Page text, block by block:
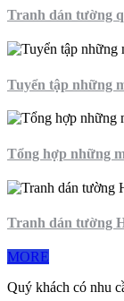
Tranh dán tường
Tuyển tập những
Tổng hợp những
Tranh dán tường
MORE
Quý khách có nhu